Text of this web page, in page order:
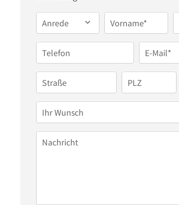
Anrede Vorname*
Telefon E-Mail*
Straße PLZ
Ihr Wunsch
Nachricht